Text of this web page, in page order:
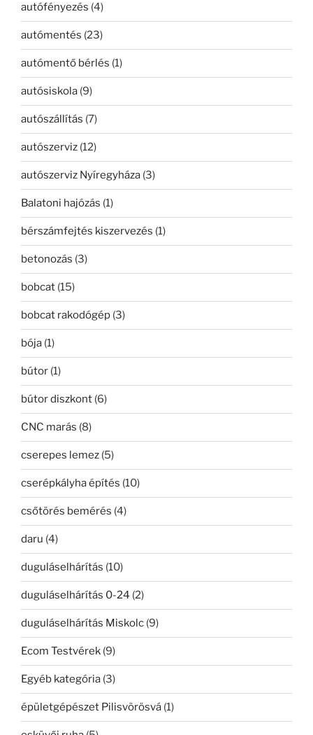
autófényezés (4)
autómentés (23)
autómentő bérlés (1)
autósiskola (9)
autószállítás (7)
autószerviz (12)
autószerviz Nyíregyháza (3)
Balatoni hajózás (1)
bérszámfejtés kiszervezés (1)
betonozás (3)
bobcat (15)
bobcat rakodógép (3)
bója (1)
bútor (1)
bútor diszkont (6)
CNC marás (8)
cserepes lemez (5)
cserépkályha építés (10)
csőtörés bemérés (4)
daru (4)
duguláselhárítás (10)
duguláselhárítás 0-24 (2)
duguláselhárítás Miskolc (9)
Ecom Testvérek (9)
Egyéb kategória (3)
épületgépészet Pilisvörösvá (1)